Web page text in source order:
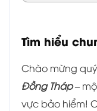
Tìm hiểu
Chào mừng
Đồng Tháp–
vực bảo hiểm!